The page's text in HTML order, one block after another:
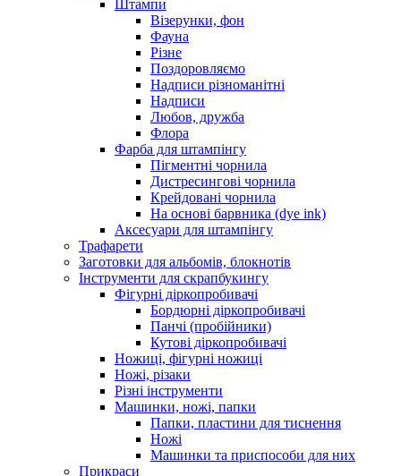
Штампи
Візерунки, фон
Фауна
Різне
Поздоровляємо
Надписи різноманітні
Надписи
Любов, дружба
Флора
Фарба для штампінгу
Пігментні чорнила
Дистресингові чорнила
Крейдовані чорнила
На основі барвника (dye ink)
Аксесуари для штампінгу
Трафарети
Заготовки для альбомів, блокнотів
Інструменти для скрапбукингу
Фігурні діркопробивачі
Бордюрні діркопробивачі
Панчі (пробійники)
Кутові діркопробивачі
Ножиці, фігурні ножиці
Ножі, різаки
Різні інструменти
Машинки, ножі, папки
Папки, пластини для тиснення
Ножі
Машинки та приспособи для них
Прикраси